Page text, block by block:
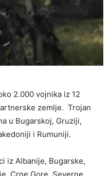
2.000 vojnika iz 12
zemlje. Trojan
u Bugarskoj, Gruziji,
i Rumuniji.
iz Albanije, Bugarske,